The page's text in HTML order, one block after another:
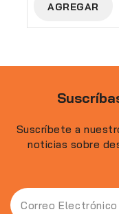
AGREGAR
Suscríbete a
noticias sobre